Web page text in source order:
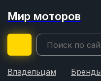
Мир моторов
Владельцам Бренды